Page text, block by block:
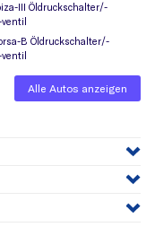
III Öldruckschalter/-
B Öldruckschalter/-
Alle Autos anzeigen